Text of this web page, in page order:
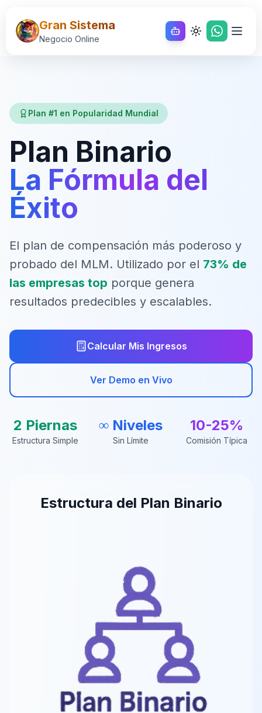
Gran Sistema
Negocio Online Toggle theme
WhatsApp
Plan #1 en Popularidad Mundial
Plan Binario
La Fórmula del
Éxito
El plan de compensación más poderoso y
probado del MLM. Utilizado por el 73% de
las empresas top porque genera
resultados predecibles y escalables.
Calcular Mis Ingresos
Ver Demo en Vivo
2 Piernas
Estructura Simple
∞ Niveles
Sin Límite
10-25%
Comisión Típica
Estructura del Plan Binario